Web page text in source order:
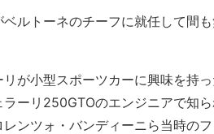
ルトーネのチーフに就任して間
が小型スポーツカーに興味を持
ーリ250GTOのエンジニアで知
ンツォ・バンディーニら当時の